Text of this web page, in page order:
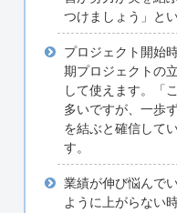
つけましょう」と
プロジェクト開始
期プロジェクトの
して使えます。「
多いですが、一歩
を結ぶと確信して
す。
業績が伸び悩んで
ように上がらない